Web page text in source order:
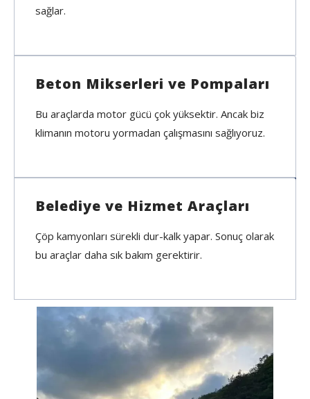
sağlar.
Beton Mikserleri ve Pompaları
Bu araçlarda motor gücü çok yüksektir. Ancak biz
klimanın motoru yormadan çalışmasını sağlıyoruz.
Belediye ve Hizmet Araçları
Çöp kamyonları sürekli dur-kalk yapar. Sonuç olarak
bu araçlar daha sık bakım gerektirir.